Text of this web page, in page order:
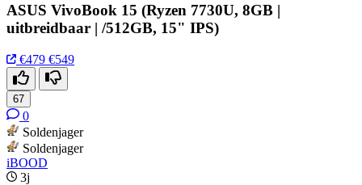
ASUS VivoBook 15 (Ryzen 7730U, 8GB |
uitbreidbaar | /512GB, 15" IPS)
€479 €549
67
0
Soldenjager
Soldenjager
iBOOD
3j